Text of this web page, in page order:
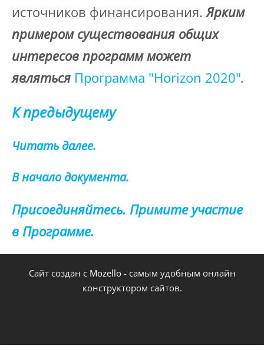
источников финансирования.Ярким
примером существования общих
интересов программ может
являться Программа "Horizon 2020".
К предыдущему
Читать далее.
В начало документа.
Присоединяйтесь. Примите участие
в Программе.
Сайт создан с Mozello- самым удобным онлайн
конструктором сайтов.